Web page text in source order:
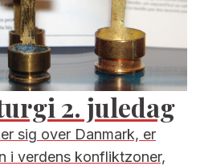
2. juledag
sig over Danmark, er
i verdens konfliktzoner,